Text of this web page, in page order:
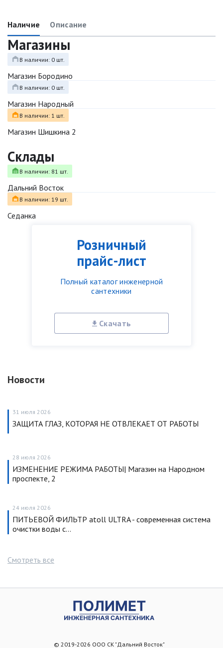
Розничный
прайс-лист
Полный каталог инженерной
сантехники
Скачать
Новости
31 июля 2026
ЗАЩИТА ГЛАЗ, КОТОРАЯ НЕ ОТВЛЕКАЕТ ОТ РАБОТЫ
28 июля 2026
ИЗМЕНЕНИЕ РЕЖИМА РАБОТЫ| Магазин на Народном
проспекте, 2
24 июля 2026
ПИТЬЕВОЙ ФИЛЬТР atoll ULTRA - современная система
очистки воды с…
Смотреть все
Наличие Описание
Магазины
В наличии: 0 шт.
Магазин Бородино
В наличии: 0 шт.
Магазин Народный
В наличии: 1 шт.
Магазин Шишкина 2
Склады
В наличии: 81 шт.
Дальний Восток
В наличии: 19 шт.
Седанка
© 2019-2026 ООО СК "Дальний Восток"